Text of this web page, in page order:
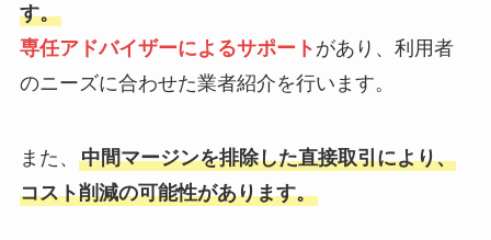
す。
専任アドバイザーによるサポート があり、利用者
のニーズに合わせた業者紹介を行います。
また、 中間マージンを排除した直接取引により、
コスト削減の可能性があります。